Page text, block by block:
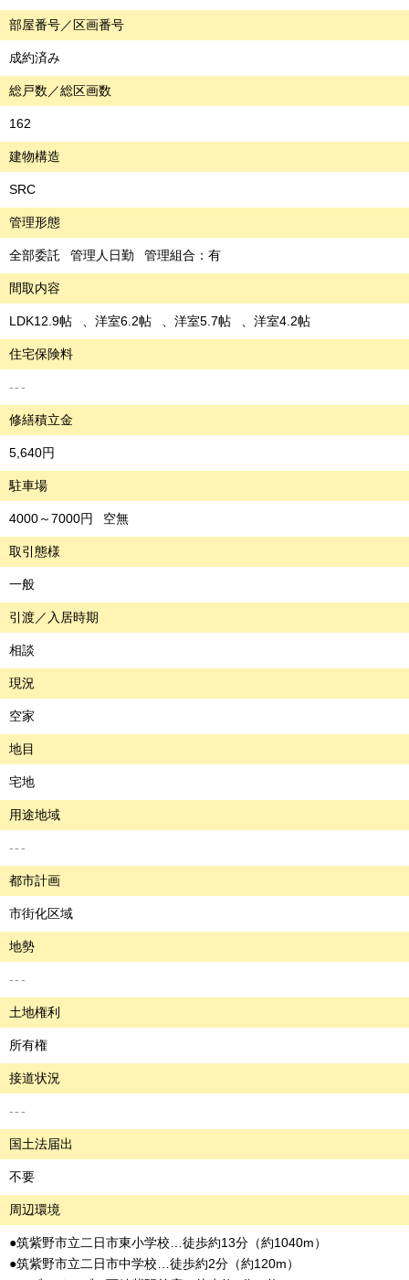
部屋番号／区画番号
成約済み
総戸数／総区画数
162
建物構造
SRC
管理形態
全部委託 管理人日勤 管理組合：有
間取内容
LDK12.9帖 洋室6.2帖 洋室5.7帖 洋室4.2帖
住宅保険料
---
修繕積立金
5,640円
駐車場
4000～7000円 空無
取引態様
一般
引渡／入居時期
相談
現況
空家
地目
宅地
用途地域
---
都市計画
市街化区域
地勢
---
土地権利
所有権
接道状況
---
国土法届出
不要
周辺環境
●筑紫野市立二日市東小学校…徒歩約13分（約1040m）
●筑紫野市立二日市中学校…徒歩約2分（約120m）